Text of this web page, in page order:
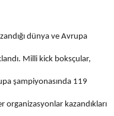
dünya ve Avrupa
Milli kick boksçular,
şampiyonasında 119
organizasyonlar kazandıkları